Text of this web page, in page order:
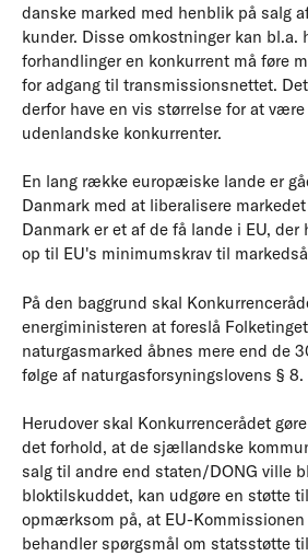
danske marked med henblik på salg
kunder. Disse omkostninger kan bl.a.
forhandlinger en konkurrent må føre
for adgang til transmissionsnettet.
derfor have en vis størrelse for at
udenlandske konkurrenter.
En lang række europæiske lande er
Danmark med at liberalisere
Danmark er et af de få lande i EU, der
op til EU's minimumskrav til
På den baggrund skal
energiministeren at foreslå
naturgasmarked åbnes mere end de
følge af naturgasforsyningslovens § 8.
Herudover skal Konkurrencerådet
det forhold, at de sjællandske
salg til andre end staten/DONG ville
bloktilskuddet, kan udgøre en støtte
opmærksom på, at EU-
behandler spørgsmål om statsstøtte